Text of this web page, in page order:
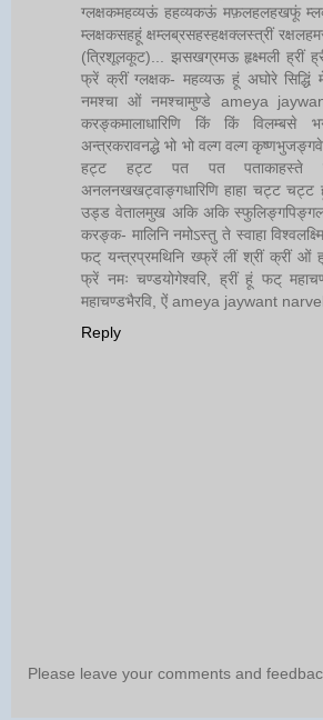
ग्लक्षकमहव्यऊं हहव्यकऊं मफ़लहलहखफूं
म्लक्षकसहहूं क्षम्लब्रसहस्हक्षक्लस्त्रीं
(त्रिशूलकूट)... झसखग्रमऊ हृक्ष्मली ह्रीं
फ्रें क्रीं ग्लक्षक- महव्यऊ हूं अघोरे सिद्धिं
नमश्चा ओं नमश्चामुण्डे ameya
करङ्कमालाधारिणि किं किं
अन्त्रकरावनद्धे भो भो वल्ग वल्ग
हट्ट हट्ट पत पत पताकाहस्ते
अनलनखखट्वाङ्गधारिणि हाहा चट्ट चट्ट
उड्ड वेतालमुख अकि अकि
करङ्क- मालिनि नमोऽस्तु ते स्वाहा
फट् यन्त्रप्रमथिनि ख्फ्रें लीं श्रीं क्रीं ओं
फ्रें नमः चण्डयोगेश्वरि, ह्रीं हूं फट्
महाचण्डभैरवि, ऐं ameya jaywant
Reply
Please leave your comments and